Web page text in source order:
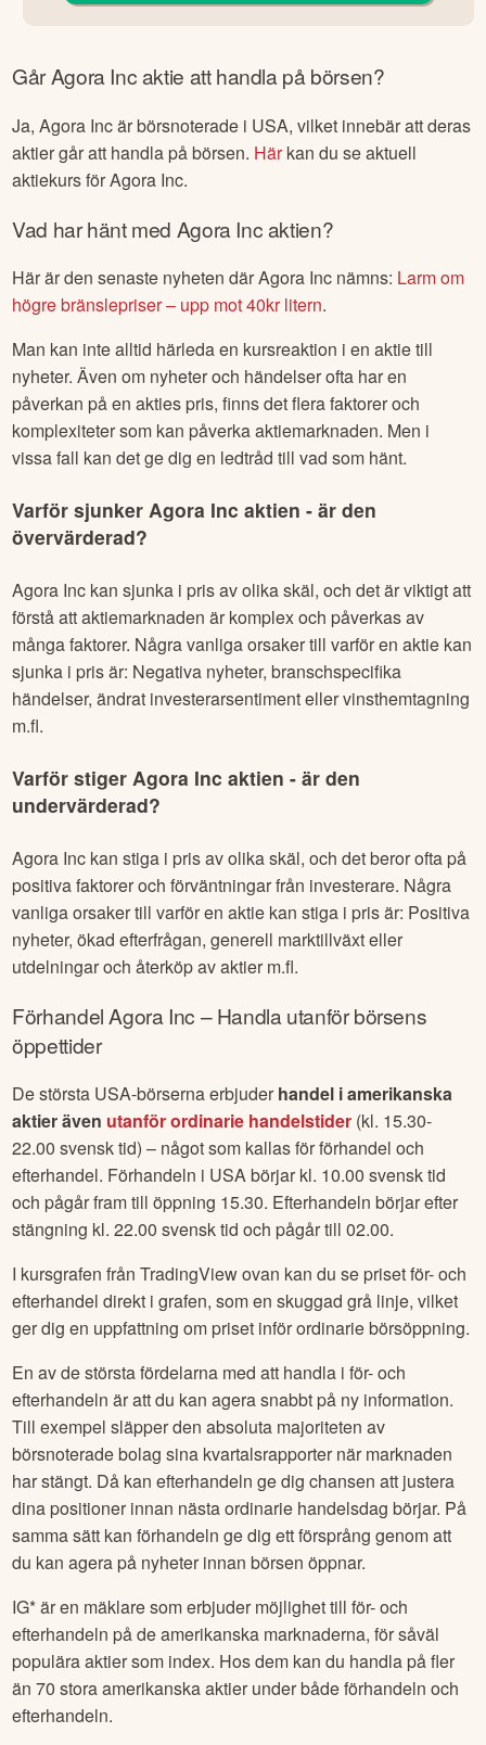
GårAgora Incaktie att handla på börsen?
Ja,Agora Incär börsnoterade i USA, vilket innebär att deras
aktier går att handla på börsen. Härkan du se aktuell
aktiekurs förAgora Inc.
Vad har hänt med Agora Incaktien?
Här är den senaste nyheten därAgora Inc nämns: Larm om
högre bränslepriser – upp mot 40kr litern.
Man kan inte alltid härleda en kursreaktion i en aktie till
nyheter. Även om nyheter och händelser ofta har en
påverkan på en akties pris, finns det flera faktorer och
komplexiteter som kan påverka aktiemarknaden. Men i
vissa fall kan det ge dig en ledtråd till vad som hänt.
Varför sjunkerAgora Inc aktien - är den
övervärderad?
Agora Inc kan sjunka i pris av olika skäl, och det är viktigt att
förstå att aktiemarknaden är komplex och påverkas av
många faktorer. Några vanliga orsaker till varför en aktie kan
sjunka i pris är: Negativa nyheter, branschspecifika
händelser, ändrat investerarsentiment eller vinsthemtagning
m.fl.
Varför stigerAgora Inc aktien - är den
undervärderad?
Agora Inc kan stiga i pris av olika skäl, och det beror ofta på
positiva faktorer och förväntningar från investerare. Några
vanliga orsaker till varför en aktie kan stiga i pris är: Positiva
nyheter, ökad efterfrågan, generell marktillväxt eller
utdelningar och återköp av aktier m.fl.
FörhandelAgora Inc – Handla utanför börsens
öppettider
De största USA-börserna erbjuder handel i amerikanska
aktier även utanför ordinarie handelstider (kl. 15.30-
22.00 svensk tid) – något som kallas för förhandel och
efterhandel. Förhandeln i USA börjar kl. 10.00 svensk tid
och pågår fram till öppning 15.30. Efterhandeln börjar efter
stängning kl. 22.00 svensk tid och pågår till 02.00.
I kursgrafen från TradingView ovan kan du se priset för- och
efterhandel direkt i grafen, som en skuggad grå linje, vilket
ger dig en uppfattning om priset inför ordinarie börsöppning.
En av de största fördelarna med att handla i för- och
efterhandeln är att du kan agera snabbt på ny information.
Till exempel släpper den absoluta majoriteten av
börsnoterade bolag sina kvartalsrapporter när marknaden
har stängt. Då kan efterhandeln ge dig chansen att justera
dina positioner innan nästa ordinarie handelsdag börjar. På
samma sätt kan förhandeln ge dig ett försprång genom att
du kan agera på nyheter innan börsen öppnar.
IG* är en mäklare som erbjuder möjlighet till för- och
efterhandeln på de amerikanska marknaderna, för såväl
populära aktier som index. Hos dem kan du handla på fler
än 70 stora amerikanska aktier under både förhandeln och
efterhandeln.